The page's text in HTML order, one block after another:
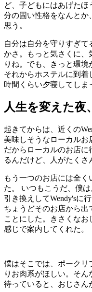
ど、子どもにはあげた
分の固い性格をなんとか
思う。
自分は自分を守りすぎて
かさ。もっと気さくに、
りね。でも、きっと環境
それからホステルに到着
時間くらい夕寝してしま
人生を変えた
起きてからは、近くの
美味しそうなローカルお
だからローカルのお店に
るんだけど、人がたくさ
もう一つのお店には全
た。 いつもこうだ、僕
引き換えしてWendy'sに
ちょうどそのお店から出
ことにした。きさくなお
感じで案内してくれた。
僕はそこでは、ポークリ
りお肉系がほしい。そ
待っていると、おじさん